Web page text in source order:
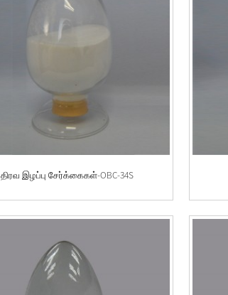
திரவ இழப்பு சேர்க்கைகள்-OBC-34S